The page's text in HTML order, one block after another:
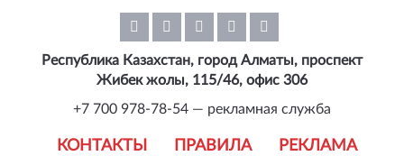
КОНТАКТЫ ПРАВИЛА РЕКЛАМА
Республика Казахстан, город Алматы, проспект
Жибек жолы, 115/46, офис 306
+7 700 978-78-54 — рекламная служба